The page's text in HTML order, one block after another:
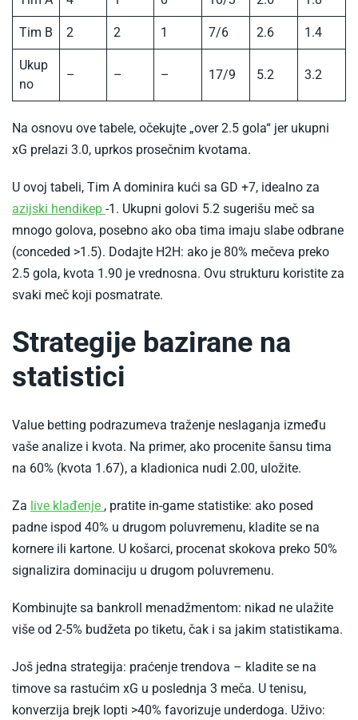
Tim B 2 2 1 7/6 2.6 1.4
Ukup
no
– – – 17/9 5.2 3.2
Na osnovu ove tabele, očekujte „over 2.5 gola“ jer ukupni
xG prelazi 3.0, uprkos prosečnim kvotama.​
U ovoj tabeli, Tim A dominira kući sa GD +7, idealno za
azijski hendikep -
Azijski
hendikep
-1. Ukupni golovi 5.2 sugerišu meč sa
mnogo golova, posebno ako oba tima imaju slabe odbrane
(conceded >1.5). Dodajte H2H: ako je 80% mečeva preko
2.5 gola, kvota 1.90 je vrednosna. Ovu strukturu koristite za
svaki meč koji posmatrate.
Strategije bazirane na
statistici
Value betting podrazumeva traženje neslaganja između
vaše analize i kvota. Na primer, ako procenite šansu tima
na 60% (kvota 1.67), a kladionica nudi 2.00, uložite.​
Za live klađenje -
Mozzart
uzivo
kladjenje
, pratite in-game statistike: ako posed
padne ispod 40% u drugom poluvremenu, kladite se na
kornere ili kartone. U košarci, procenat skokova preko 50%
signalizira dominaciju u drugom poluvremenu.​
Kombinujte sa bankroll menadžmentom: nikad ne ulažite
više od 2-5% budžeta po tiketu, čak i sa jakim statistikama.​
Još jedna strategija: praćenje trendova – kladite se na
timove sa rastućim xG u poslednja 3 meča. U tenisu,
konverzija brejk lopti >40% favorizuje underdoga. Uživo: